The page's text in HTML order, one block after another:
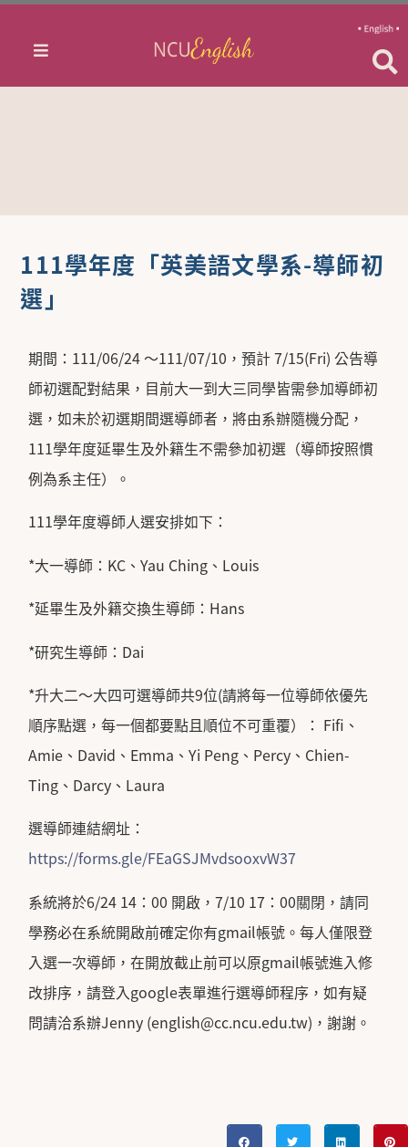
111學年度「英美語文學系-導師初
選」
期間：111/06/24 ～111/07/10，預計 7/15(Fri) 公告導
師初選配對結果，目前大一到大三同學皆需參加導師初
選，如未於初選期間選導師者，將由系辦隨機分配，
111學年度延畢生及外籍生不需參加初選（導師按照慣
例為系主任）。
111學年度導師人選安排如下：
*大一導師：KC、Yau Ching、Louis
*延畢生及外籍交換生導師：Hans
*研究生導師：Dai
*升大二～大四可選導師共9位(請將每一位導師依優先
順序點選，每一個都要點且順位不可重覆）： Fifi、
Amie、David、Emma、Yi Peng、Percy、Chien-
Ting、Darcy、Laura
選導師連結網址：
https://forms.gle/FEaGSJMvdsooxvW37
系統將於6/24 14：00 開啟，7/10 17：00關閉，請同
學務必在系統開啟前確定你有gmail帳號。每人僅限登
入選一次導師，在開放截止前可以原gmail帳號進入修
改排序，請登入google表單進行選導師程序，如有疑
問請洽系辦Jenny (english@cc.ncu.edu.tw)，謝謝。